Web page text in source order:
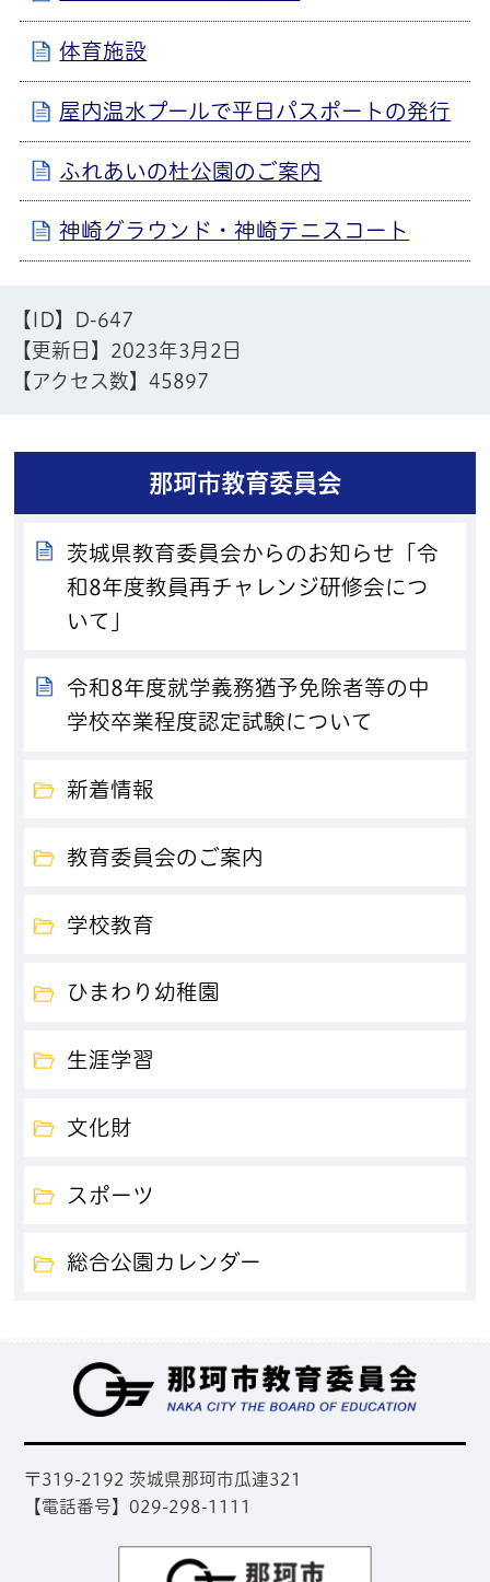
体育施設
屋内温水プールで平日パスポートの発行
ふれあいの杜公園のご案内
神崎グラウンド・神崎テニスコート
【ID】
D-647
【更新日】 2023年3月2日
【アクセス数】45897
那珂市教育委員会
茨城県教育委員会からのお知らせ「令
和8年度教員再チャレンジ研修会につ
いて」
令和8年度就学義務猶予免除者等の中
学校卒業程度認定試験について
新着情報
教育委員会のご案内
学校教育
ひまわり幼稚園
生涯学習
文化財
スポーツ
総合公園カレンダー
〒319-2192 茨城県那珂市瓜連321
【電話番号】029-298-1111